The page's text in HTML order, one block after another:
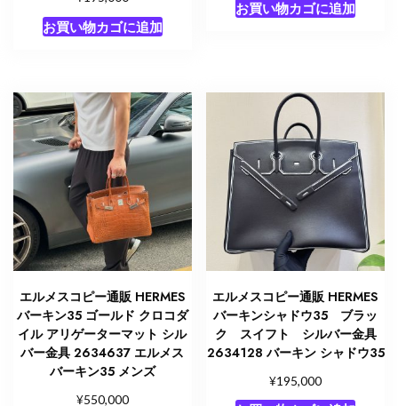
お買い物カゴに追加
お買い物カゴに追加
エルメスコピー通販 HERMES
バーキン35 ゴールド クロコダ
イル アリゲーターマット シル
バー金具 2634637 エルメス
バーキン35 メンズ
¥550,000
エルメスコピー通販 HERMES
バーキンシャドウ35 ブラッ
ク スイフト シルバー金具
2634128 バーキン シャドウ35
¥195,000